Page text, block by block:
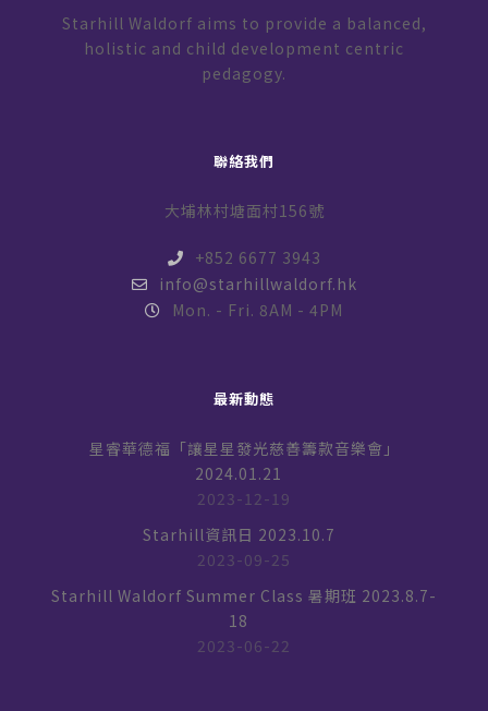
Starhill Waldorf aims to provide a balanced,
holistic and child development centric
pedagogy.
聯絡我們
大埔林村塘面村156號
+852 6677 3943
info@starhillwaldorf.hk
Mon. - Fri. 8AM - 4PM
最新動態
星睿華德福「讓星星發光慈善籌款音樂會」
2024.01.21
2023-12-19
Starhill資訊日 2023.10.7
2023-09-25
Starhill Waldorf Summer Class 暑期班 2023.8.7-
18
2023-06-22